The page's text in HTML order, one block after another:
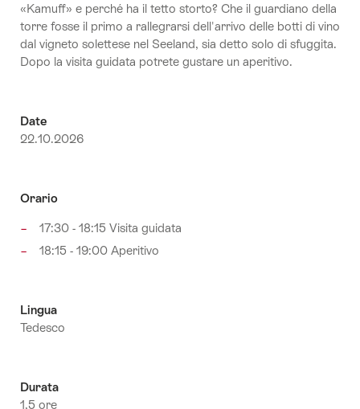
«Kamuff» e perché ha il tetto storto? Che il guardiano della
torre fosse il primo a rallegrarsi dell'arrivo delle botti di vino
dal vigneto solettese nel Seeland, sia detto solo di sfuggita.
Dopo la visita guidata potrete gustare un aperitivo.
Date
22.10.2026
Orario
17:30 - 18:15 Visita guidata
18:15 - 19:00 Aperitivo
Lingua
Tedesco
Durata
1,5 ore